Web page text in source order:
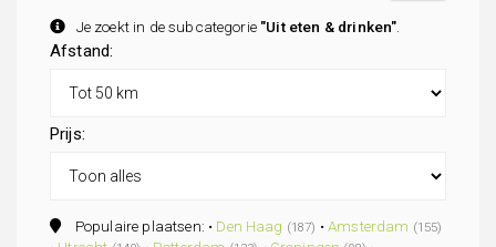
Je zoekt in de subcategorie "Uit eten & drinken"
Afstand:
Prijs:
Populaire plaatsen: • Den Haag (187) •Amsterdam (155)